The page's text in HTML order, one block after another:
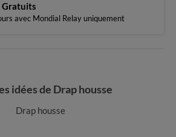
Gratuits
avec Mondial Relay uniquement
idées de Drap housse
Drap housse